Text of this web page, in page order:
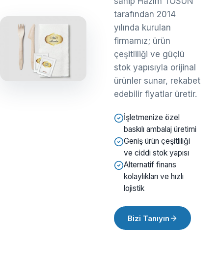
tarafından 2014
yılında kurulan
firmamız; ürün
çeşitliliği ve güçlü
stok yapısıyla orijinal
ürünler sunar, rekabet
edebilir fiyatlar üretir.
İşletmenize özel
baskılı ambalaj üretimi
Geniş ürün çeşitliliği
ve ciddi stok yapısı
Alternatif finans
kolaylıkları ve hızlı
lojistik
Bizi Tanıyın